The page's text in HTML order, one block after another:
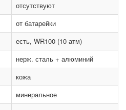
отсутствуют
от батарейки
есть, WR100 (10 атм)
нерж. сталь + алюминий
кожа
минеральное